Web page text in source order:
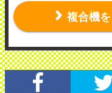
複合機